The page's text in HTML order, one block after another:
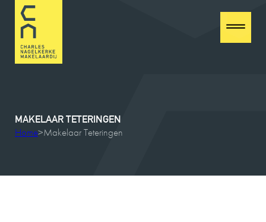
MAKELAAR TETERINGEN
Home>Makelaar Teteringen